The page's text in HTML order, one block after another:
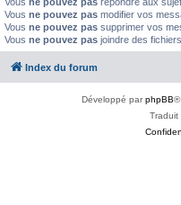
Vous ne pouvez pas modifier vos
Vous ne pouvez pas supprimer vos
Vous ne pouvez pas joindre des fichiers
Index du forum
Développé parphpBB®
Traduit